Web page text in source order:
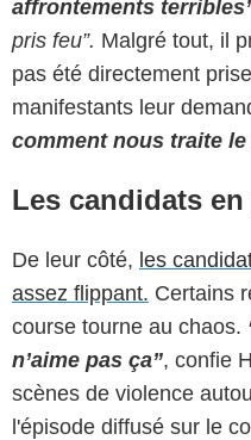
affrontements
pris feu”. Malgré tout, il
pas été directement
manifestants leur
comment nous traite
Les candidats
De leur côté, les
assez flippant. Certains
course tourne au chaos.
n’aime pas ça”, confie
scènes de violence
l'épisode diffusé sur le